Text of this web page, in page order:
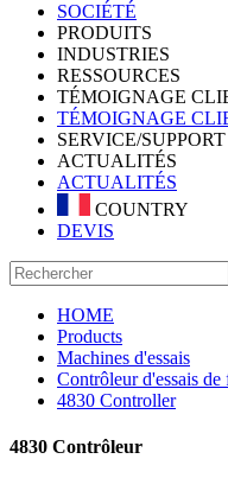
SOCIÉTÉ
PRODUITS
INDUSTRIES
RESSOURCES
TÉMOIGNAGE
TÉMOIGNAGE
SERVICE/SUPPORT
ACTUALITÉS
ACTUALITÉS
COUNTRY
DEVIS
HOME
Products
Machines d'essais
Contrôleur d'essais
4830 Controller
4830 Contrôleur